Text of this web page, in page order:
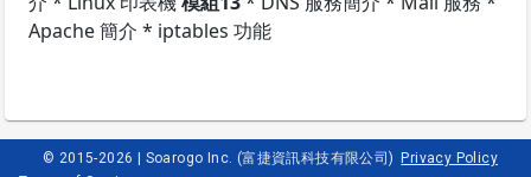
Apache 簡介 * iptables 功能
© 2015-2026 | Soarogo Inc. (富捷資訊科技有限公司)
Privacy Policy